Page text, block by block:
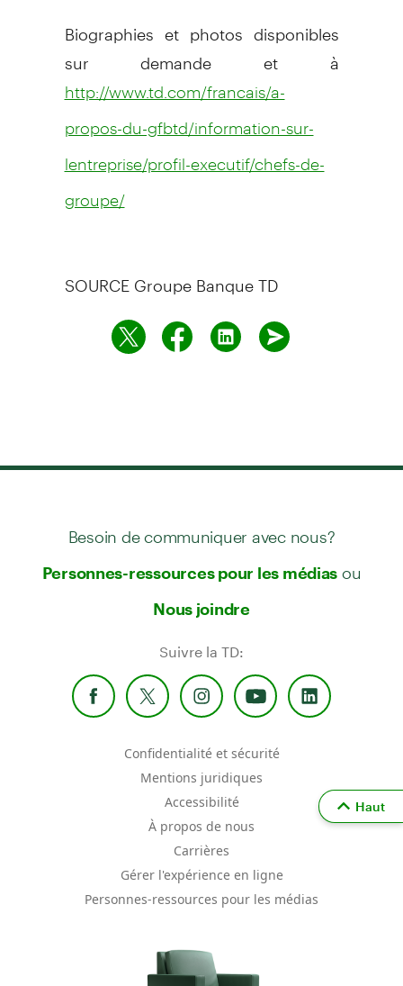
Biographies et photos disponibles
sur demande et à
http://www.td.com/francais/a-
propos-du-gfbtd/information-sur-
lentreprise/profil-executif/chefs-de-
groupe/
SOURCE Groupe Banque TD
Besoin de communiquer avec nous?
Personnes-ressources pour les médias ou
Nous joindre
Suivre la TD:
Confidentialité et sécurité
Mentions juridiques
Accessibilité
À propos de nous
Carrières
Gérer l'expérience en ligne
Personnes-ressources pour les médias
Haut